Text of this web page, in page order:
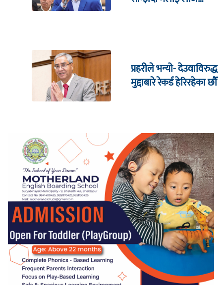
प्रहरीले भन्यो- देउवाविरुद्ध
मुद्दाबारे रेकर्ड हेरिरहेका छौँ